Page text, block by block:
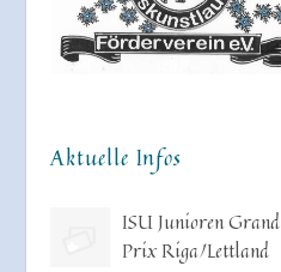
Aktuelle Infos
ISU Junioren Grand
Prix Riga/Lettland